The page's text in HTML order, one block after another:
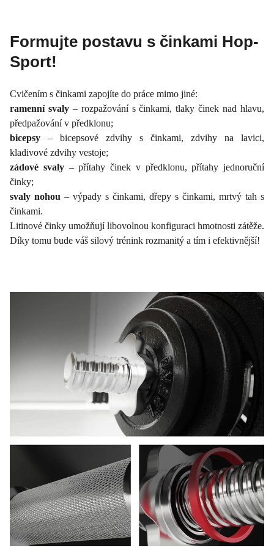
Formujte postavu s činkami Hop-
Sport!
Cvičením s činkami zapojíte do práce mimo jiné:
ramenní svaly– rozpažování s činkami, tlaky činek nad hlavu,
předpažování v předklonu;
bicepsy – bicepsové zdvihy s činkami, zdvihy na lavici,
kladivové zdvihy vestoje;
zádové svaly – přítahy činek v předklonu, přítahy jednoruční
činky;
svaly nohou – výpady s činkami, dřepy s činkami, mrtvý tah s
činkami.
Litinové činky umožňují libovolnou konfiguraci hmotnosti zátěže.
Díky tomu bude váš silový trénink rozmanitý a tím i efektivnější!